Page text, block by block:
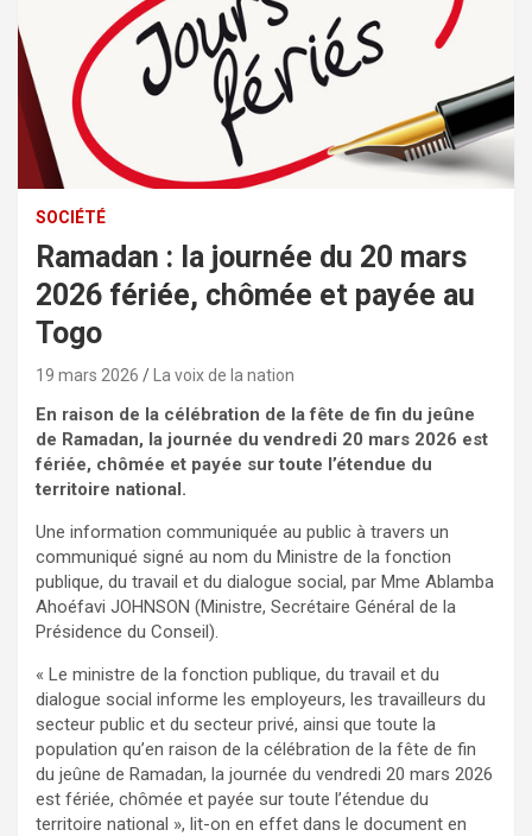
SOCIÉTÉ
Ramadan : la journée du 20 mars
2026 fériée, chômée et payée au
Togo
19 mars 2026 La voix de la nation
En raison de la célébration de la fête de fin du jeûne
de Ramadan, la journée du vendredi 20 mars 2026 est
fériée, chômée et payée sur toute l’étendue du
territoire national.
Une information communiquée au public à travers un
communiqué signé au nom du Ministre de la fonction
publique, du travail et du dialogue social, par Mme Ablamba
Ahoéfavi JOHNSON (Ministre, Secrétaire Général de la
Présidence du Conseil).
« Le ministre de la fonction publique, du travail et du
dialogue social informe les employeurs, les travailleurs du
secteur public et du secteur privé, ainsi que toute la
population qu’en raison de la célébration de la fête de fin
du jeûne de Ramadan, la journée du vendredi 20 mars 2026
est fériée, chômée et payée sur toute l’étendue du
territoire national », lit-on en effet dans le document en